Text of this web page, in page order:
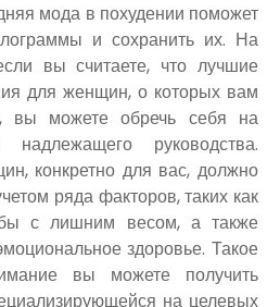
мода в похудении поможет
и сохранить их. На
вы считаете, что лучшие
для женщин, о которых вам
вы можете обречь себя на
надлежащего руководства.
конкретно для вас, должно
ряда факторов, таких как
с лишним весом, а также
здоровье. Такое
вы можете получить
на целевых